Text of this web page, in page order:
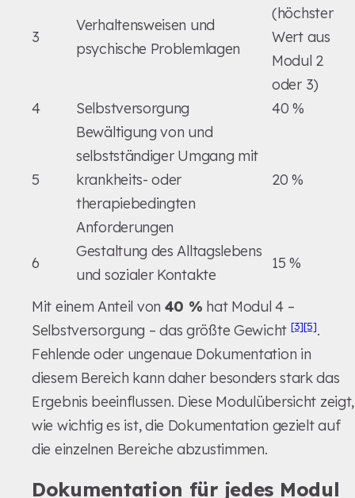
3
Verhaltensweisen und
psychische Problemlagen
(höchster
Wert aus
Modul 2
oder 3)
4
Selbstversorgung 40 %
5
Bewältigung von und
selbstständiger Umgang mit
krankheits- oder
therapiebedingten
Anforderungen
20 %
6
Gestaltung des Alltagslebens
und sozialer Kontakte
15 %
Mit einem Anteil von 40 % hat Modul 4 –
Selbstversorgung – das größte Gewicht [3][5].
Fehlende oder ungenaue Dokumentation in
diesem Bereich kann daher besonders stark das
Ergebnis beeinflussen. Diese Modulübersicht zeigt,
wie wichtig es ist, die Dokumentation gezielt auf
die einzelnen Bereiche abzustimmen.
Dokumentation für jedes Modul